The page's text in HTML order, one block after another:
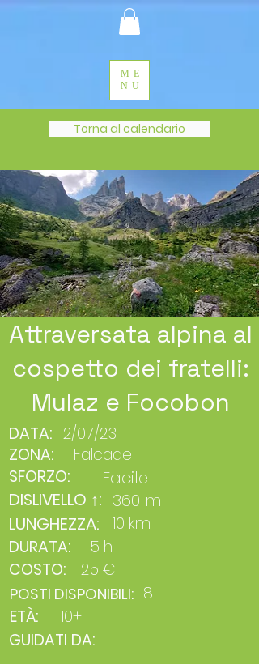
ME
NU
Torna al calendario
Attraversata alpina al
cospetto dei fratelli:
Mulaz e Focobon
DATA: 12/07/23
ZONA:
Falcade
SFORZO:
Facile
DISLIVELLO ↑: 360 m
LUNGHEZZA:
10 km
DURATA:
5 h
25 €
COSTO:
8
POSTI DISPONIBILI:
ETÀ:
10+
GUIDATI DA: